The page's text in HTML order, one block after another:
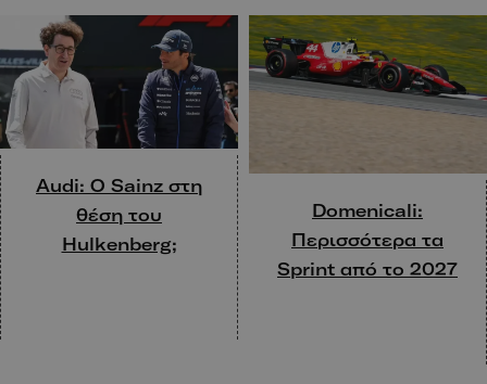
Audi: O Sainz στη
θέση του
Hulkenberg;
Domenicali:
Περισσότερα τα
Sprint από το 2027